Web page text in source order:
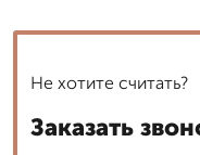
Не хотите считать?
Заказать